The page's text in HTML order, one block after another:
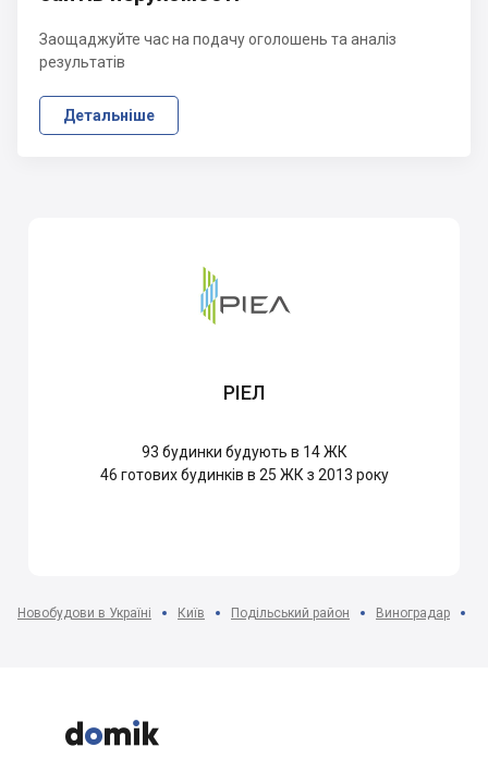
Заощаджуйте час на подачу оголошень та аналіз
результатів
Детальніше
РІЕЛ
93 будинки будують в 14 ЖК
46 готових будинків в 25 ЖК з 2013 року
Новобудови в Україні Київ Подільський район Виноградар


